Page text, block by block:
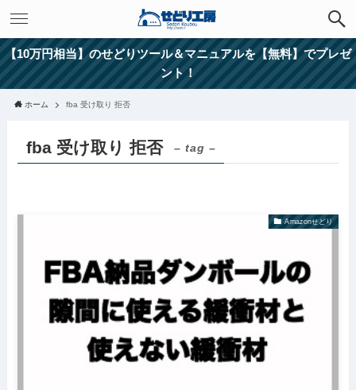
【10万円相当】のせどりツール＆マニュアルを【無料】でプレゼ
ント！
ホーム fba 受け取り 拒否
fba 受け取り 拒否 – tag –
Amazonせどり